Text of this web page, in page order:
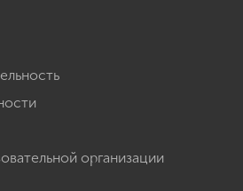
организации